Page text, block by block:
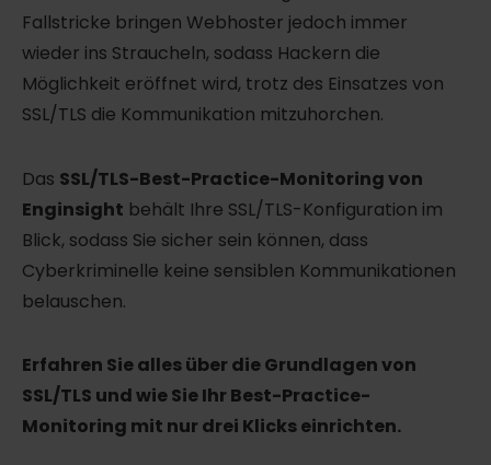
Fallstricke bringen Webhoster jedoch immer
wieder ins Straucheln, sodass Hackern die
Möglichkeit eröffnet wird, trotz des Einsatzes von
SSL/TLS die Kommunikation mitzuhorchen.
Das SSL/TLS-Best-Practice-Monitoring von
Enginsight behält Ihre SSL/TLS-Konfiguration im
Blick, sodass Sie sicher sein können, dass
Cyberkriminelle keine sensiblen Kommunikationen
belauschen.
Erfahren Sie alles über die Grundlagen von
SSL/TLS und wie Sie Ihr Best-Practice-
Monitoring mit nur drei Klicks einrichten.